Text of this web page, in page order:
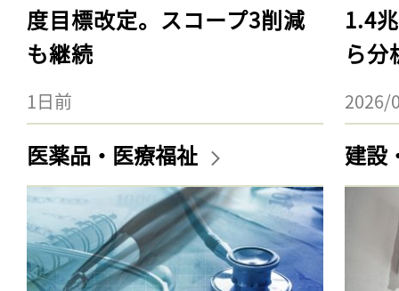
度目標改定。スコープ3削減
も継続
1日前
1.4
ら分
2026/
医薬品・医療福祉 建設